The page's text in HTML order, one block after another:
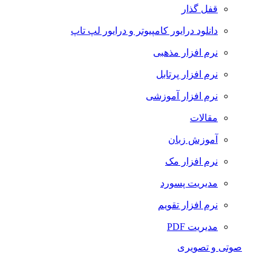
قفل گذار
دانلود درایور کامپیوتر و درایور لپ تاپ
نرم افزار مذهبی
نرم افزار پرتابل
نرم افزار آموزشی
مقالات
آموزش زبان
نرم افزار مک
مدیریت پسورد
نرم افزار تقویم
مدیریت PDF
صوتی و تصویری